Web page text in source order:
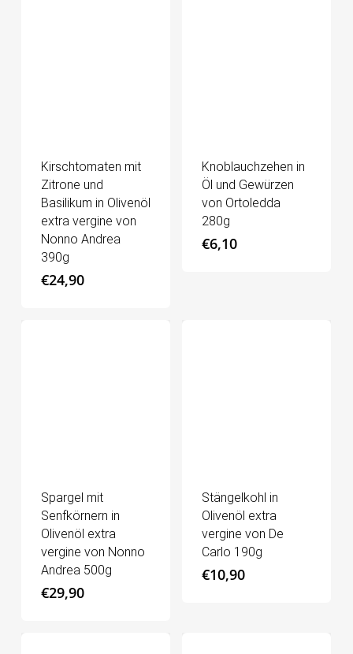
Kirschtomaten mit
Zitrone und
Basilikum in Olivenöl
extra vergine von
Nonno Andrea
390g
€24,90
Knoblauchzehen in
Öl und Gewürzen
von Ortoledda
280g
€6,10
Spargel mit
Senfkörnern in
Olivenöl extra
vergine von Nonno
Andrea 500g
€29,90
Stängelkohl in
Olivenöl extra
vergine von De
Carlo 190g
€10,90